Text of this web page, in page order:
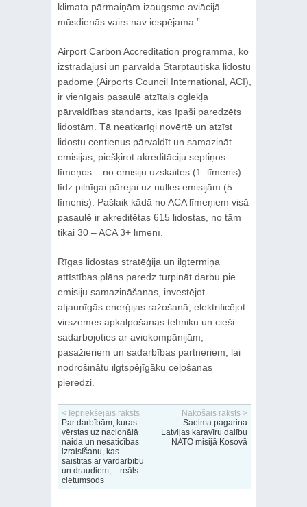
klimata pārmaiņām izaugsme aviācijā
mūsdienās vairs nav iespējama.”
Airport Carbon Accreditation programma, ko
izstrādājusi un pārvalda Starptautiskā lidostu
padome (Airports Council International, ACI),
ir vienīgais pasaulē atzītais oglekļa
pārvaldības standarts, kas īpaši paredzēts
lidostām. Tā neatkarīgi novērtē un atzīst
lidostu centienus pārvaldīt un samazināt
emisijas, piešķirot akreditāciju septiņos
līmeņos – no emisiju uzskaites (1. līmenis)
līdz pilnīgai pārejai uz nulles emisijām (5.
līmenis). Pašlaik kādā no ACA līmeņiem visā
pasaulē ir akreditētas 615 lidostas, no tām
tikai 30 – ACA 3+ līmenī.
Rīgas lidostas stratēģija un ilgtermiņa
attīstības plāns paredz turpināt darbu pie
emisiju samazināšanas, investējot
atjaunīgās enerģijas ražošanā, elektrificējot
virszemes apkalpošanas tehniku un cieši
sadarbojoties ar aviokompānijām,
pasažieriem un sadarbības partneriem, lai
nodrošinātu ilgtspējīgāku ceļošanas
pieredzi.
< Iepriekšējais raksts
Par darbībām, kuras
vērstas uz nacionālā
naida un nesaticības
izraisīšanu, kas
saistītas ar vardarbību
un draudiem, – reāls
cietumsods
Nākošais raksts >
Saeima pagarina
Latvijas karavīru dalību
NATO misijā Kosovā